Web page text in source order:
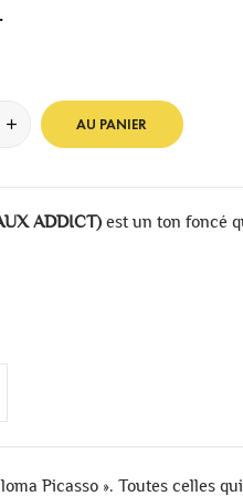
AU PANIER
ADDICT)est un ton foncé
Picasso ». Toutes celles